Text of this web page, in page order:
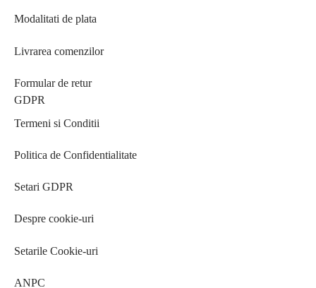
Modalitati de plata
Livrarea comenzilor
Formular de retur
GDPR
Termeni si Conditii
Politica de Confidentialitate
Setari GDPR
Despre cookie-uri
Setarile Cookie-uri
ANPC